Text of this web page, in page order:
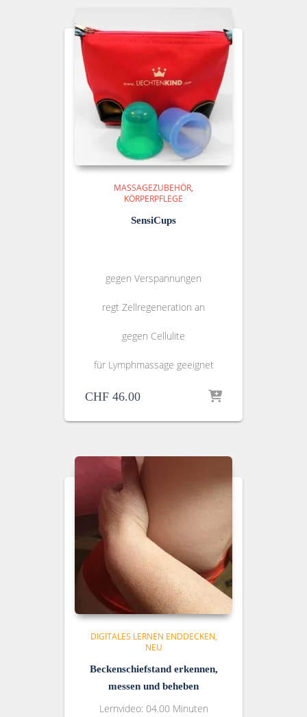
MASSAGEZUBEHÖR
KÖRPERPFLEGE
SensiCups
gegen Verspannungen
regt Zellregeneration an
gegen Cellulite
für Lymphmassage geeignet
CHF 46.00
DIGITALES LERNEN ENDDECKEN
NEU
Beckenschiefstand erkennen,
messen und beheben
Lernvideo: 04.00 Minuten